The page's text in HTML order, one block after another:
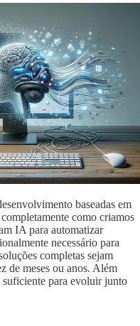
baseadas em
como criamos
IA para automatizar
necessário para
completas sejam
de meses ou anos. Além
suficiente para evoluir junto